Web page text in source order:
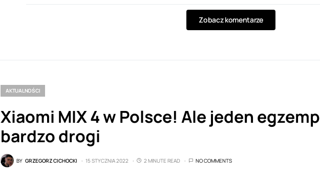
Zobacz komentarze
AKTUALNOŚCI
Xiaomi MIX 4 w Polsce! Ale jeden
bardzo drogi
BY GRZEGORZ CICHOCKI 15 STYCZNIA 2022 2 MINUTE READ NO COMMENTS